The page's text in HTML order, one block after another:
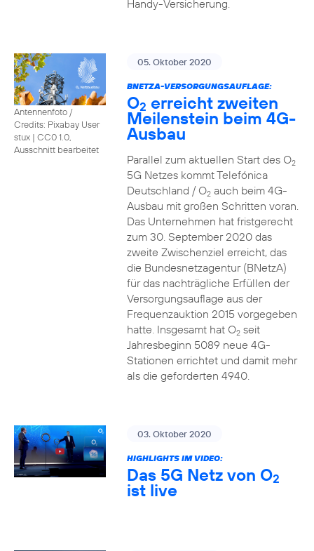
Handy-Versicherung.
Antennenfoto /
Credits: Pixabay User
stux | CC0 1.0,
Ausschnitt bearbeitet
05. Oktober 2020
BNETZA-VERSORGUNGSAUFLAGE:
O2 erreicht zweiten
Meilenstein beim 4G-
Ausbau
Parallel zum aktuellen Start des O2
5G Netzes kommt Telefónica
Deutschland / O2auch beim 4G-
Ausbau mit großen Schritten voran.
Das Unternehmen hat fristgerecht
zum 30. September 2020 das
zweite Zwischenziel erreicht, das
die Bundesnetzagentur (BNetzA)
für das nachträgliche Erfüllen der
Versorgungsauflage aus der
Frequenzauktion 2015 vorgegeben
hatte. Insgesamt hat O2seit
Jahresbeginn 5089 neue 4G-
Stationen errichtet und damit mehr
als die geforderten 4940.
03. Oktober 2020
HIGHLIGHTS IM VIDEO:
Das 5G Netz von O2
ist live